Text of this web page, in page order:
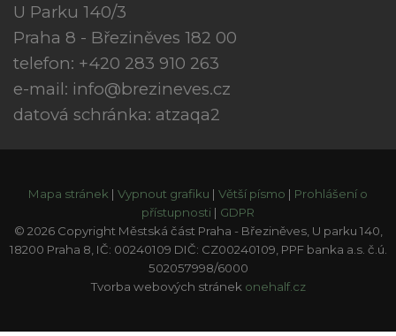
U Parku 140/3
Praha 8 - Březiněves 182 00
telefon: +420 283 910 263
e-mail: info@brezineves.cz
datová schránka: atzaqa2
Mapa stránek | Vypnout grafiku | Větší písmo | Prohlášení o
přístupnosti | GDPR
© 2026 Copyright Městská část Praha - Březiněves, U parku 140,
18200 Praha 8, IČ: 00240109 DIČ: CZ00240109, PPF banka a.s. č.ú.
502057998/6000
Tvorba webových stránek onehalf.cz